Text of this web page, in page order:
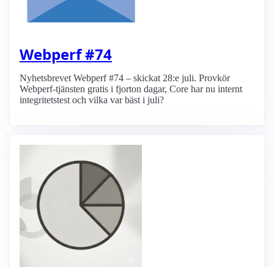
Webperf #74
Nyhetsbrevet Webperf #74 – skickat 28:e juli. Provkör
Webperf-tjänsten gratis i fjorton dagar, Core har nu internt
integritetstest och vilka var bäst i juli?